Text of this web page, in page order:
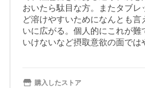
おいたら駄目な方。またタブ
ど溶けやすいためになんとも
いに広がる。個人的にこれが
いけないなど摂取意欲の面では
購入したストア